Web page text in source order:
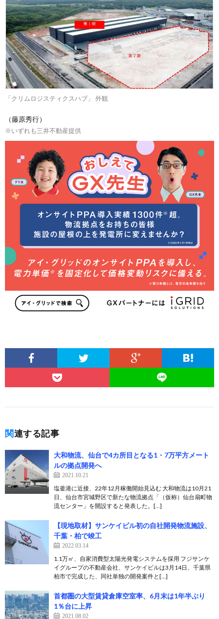
「クリムロジスティクスハブ」 外観
（藤原秀行）
※いずれも三井不動産提供
関連する記事
大和物流、仙台で4カ所目となる1・7万平方メート
ルの拠点開発へ
2021.10.21
塩釜港に近接、22年12月稼働開始見込む 大和物流は10月21
日、仙台市宮城野区で新たな物流拠点「（仮称）仙台扇町物
流センター」を開設すると発表した。[…]
【現地取材】サンケイビル初の自社開発物流施設、
千葉・柏で竣工
2022.03.14
1.1万㎡、自家消費型太陽光発電システムを採用 フジサンケ
イグループの不動産会社、サンケイビルは3月14日、千葉県
柏市で完成した、同社単独の開発案件と[…]
首都圏の大型賃貸倉庫空室率、6月末は1年半ぶり
1％台に上昇
2021.08.02